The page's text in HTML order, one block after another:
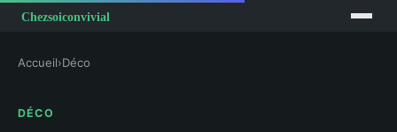
Accueil›Déco
DÉCO